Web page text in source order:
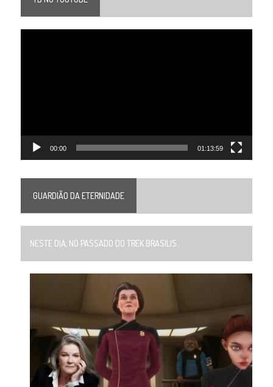
00:00 01:13:59
GUARDIÃO DA ETERNIDADE
NESTE DIA, NO PASSADO DO TREK BRASILIS...